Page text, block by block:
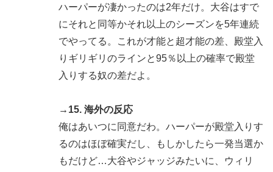
ハーパーが凄かったのは2年だけ。大谷はすで
にそれと同等かそれ以上のシーズンを5年連続
でやってる。これが才能と超才能の差、殿堂入
りギリギリのラインと95％以上の確率で殿堂
入りする奴の差だよ。
→15. 海外の反応
俺はあいつに同意だわ。ハーパーが殿堂入りす
るのはほぼ確実だし、もしかしたら一発当選か
もだけど…大谷やジャッジみたいに、ウィリ